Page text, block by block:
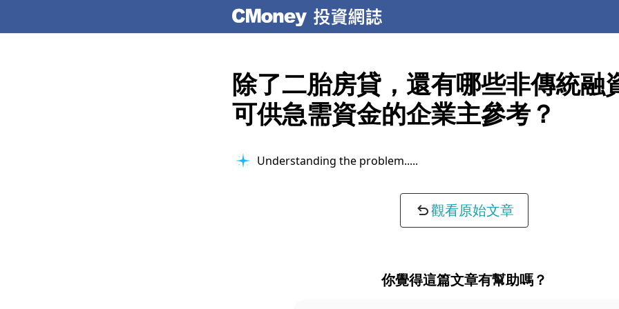
除了二胎房貸，還有哪些非傳統融
可供急需資金的企業主參考？
Understanding the problem...
觀看原始文章
你覺得這篇文章有幫助嗎？